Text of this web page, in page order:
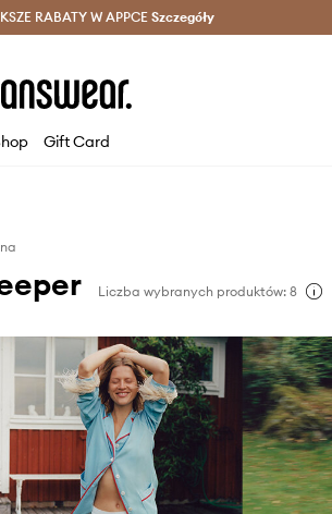
Dostawa nawet w 24h >
RABATY W APPCESzczegóły
Gift Card
Liczba wybranych produktów: 8